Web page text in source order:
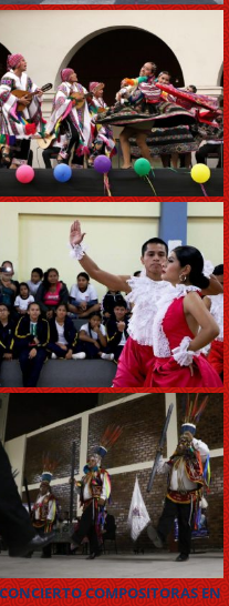
MUSEO ABRE DE NOCHE
«CARNAVALES Y VIRGEN DE
LA CANDELARIA» –
FEBRERO 2017
EXPRESARTE EN LIMA
(LINCE) – MAYO 2017
CONVERSATORIO
FESTIVIDAD DEL SEÑOR DEL
QOYLLURIT’I – OCTUBRE
2016